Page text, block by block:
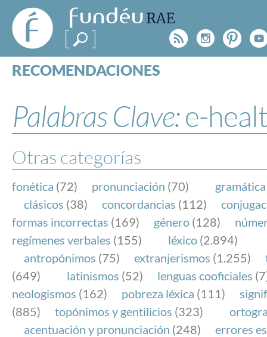
FundéuRAE
- Fundación
del Español
Urgente
Rss
RECOMENDACIONES
ESPECIALES
BLOG
NOTICIAS
SOBRE LA FUNDÉURAE
FundéuRAE es una fundación patrocinada por la
y la Real Academia Española, cuyo objetivo es
el buen uso del español en los medios de
Internet.
Palabras Clave:e-
Otras categorías
fonética (72) pronunciación (70) gramática
clásicos (38) concordancias (112)
formas incorrectas (169) género (128)
regímenes verbales (155) léxico (2.894)
antropónimos (75) extranjerismos (1.255)
(649)
latinismos (52) lenguas cooficiales
neologismos (162) pobreza léxica (111)
(885)
topónimos y gentilicios (323)
acentuación y pronunciación (248)
errores